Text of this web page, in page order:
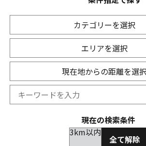
カテゴリーを選択
エリアを選択
現在地からの距離を選
現在の検索条件
3km以内
全て解除